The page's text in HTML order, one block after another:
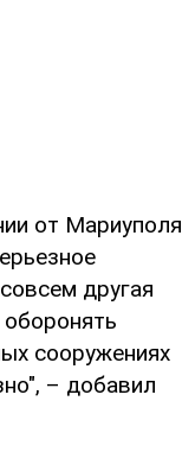
от Мариуполя
другая
сооружениях
– добавил